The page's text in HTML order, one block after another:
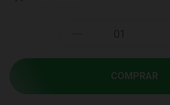
COMPRAR